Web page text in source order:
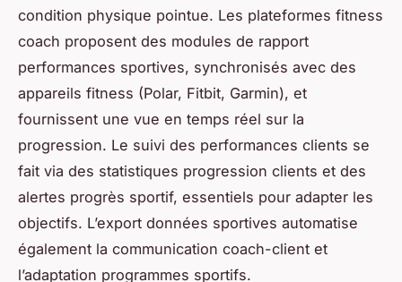
condition physique pointue. Les plateformes fitness
coach proposent des modules de rapport
performances sportives, synchronisés avec des
appareils fitness (Polar, Fitbit, Garmin), et
fournissent une vue en temps réel sur la
progression. Le suivi des performances clients se
fait via des statistiques progression clients et des
alertes progrès sportif, essentiels pour adapter les
objectifs. L’export données sportives automatise
également la communication coach-client et
l’adaptation programmes sportifs.